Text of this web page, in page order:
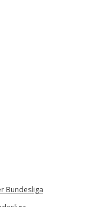
Bundesliga